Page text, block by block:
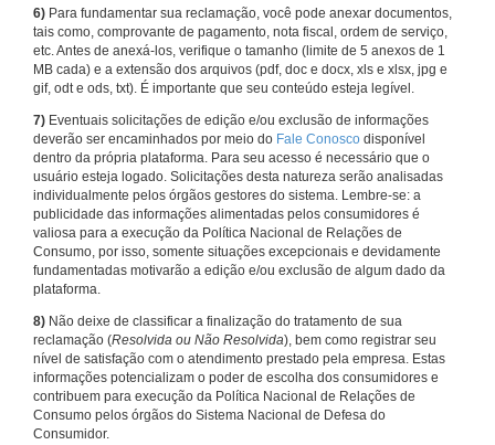
6) Para fundamentar sua reclamação, você pode anexar documentos,
tais como, comprovante de pagamento, nota fiscal, ordem de serviço,
etc. Antes de anexá-los, verifique o tamanho (limite de 5 anexos de 1
MB cada) e a extensão dos arquivos (pdf, doc e docx, xls e xlsx, jpg e
gif, odt e ods, txt). É importante que seu conteúdo esteja legível.
7) Eventuais solicitações de edição e/ou exclusão de informações
deverão ser encaminhados por meio do Fale Conosco disponível
dentro da própria plataforma. Para seu acesso é necessário que o
usuário esteja logado. Solicitações desta natureza serão analisadas
individualmente pelos órgãos gestores do sistema. Lembre-se: a
publicidade das informações alimentadas pelos consumidores é
valiosa para a execução da Política Nacional de Relações de
Consumo, por isso, somente situações excepcionais e devidamente
fundamentadas motivarão a edição e/ou exclusão de algum dado da
plataforma.
8) Não deixe de classificar a finalização do tratamento de sua
reclamação (Resolvida ou Não Resolvida), bem como registrar seu
nível de satisfação com o atendimento prestado pela empresa. Estas
informações potencializam o poder de escolha dos consumidores e
contribuem para execução da Política Nacional de Relações de
Consumo pelos órgãos do Sistema Nacional de Defesa do
Consumidor.